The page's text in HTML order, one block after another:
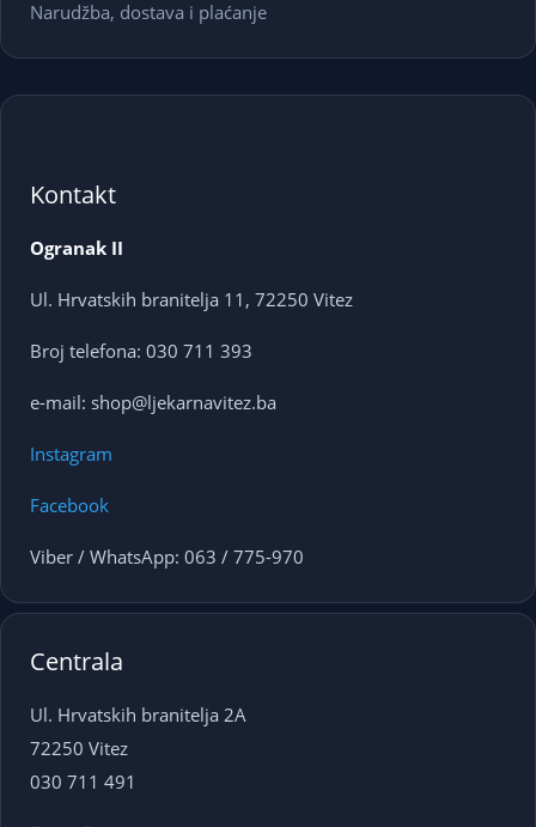
Narudžba, dostava i plaćanje
Kontakt
Ogranak II
Ul. Hrvatskih branitelja 11, 72250 Vitez
Broj telefona: 030 711 393
e-mail: shop@ljekarnavitez.ba
Instagram
Facebook
Viber / WhatsApp: 063 / 775-970
Centrala
Ul. Hrvatskih branitelja 2A
72250 Vitez
030 711 491